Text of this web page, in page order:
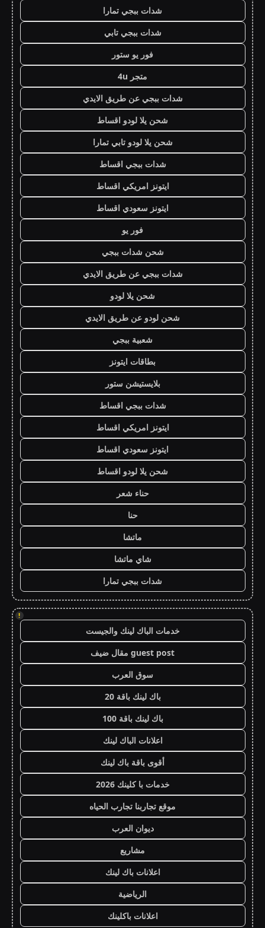
شدات ببجي تمارا
شدات ببجي تابي
فور يو ستور
متجر 4u
شدات ببجي عن طريق الايدي
شحن يلا لودو اقساط
شحن يلا لودو تابي تمارا
شدات ببجي اقساط
ايتونز امريكي اقساط
ايتونز سعودي اقساط
فور يو
شحن شدات ببجي
شدات ببجي عن طريق الايدي
شحن يلا لودو
شحن لودو عن طريق الايدي
شعبية ببجي
بطاقات ايتونز
بلايستيشن ستور
شدات ببجي اقساط
ايتونز امريكي اقساط
ايتونز سعودي اقساط
شحن يلا لودو اقساط
حناء شعر
حنا
ماتشا
شاي ماتشا
شدات ببجي تمارا
!
خدمات الباك لينك والجيست
guest post مقال ضيف
سوق العرب
باك لينك باقة 20
باك لينك باقة 100
اعلانات الباك لينك
أقوى باقة باك لينك
خدمات با كلينك 2026
موقع تجاربنا تجارب الحياه
ديوان العرب
مشاريع
اعلانات باك لينك
الرياضية
اعلانات باكلينك